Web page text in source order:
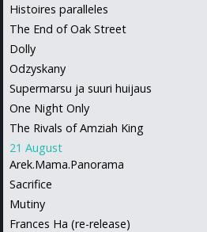
Histoires paralleles
The End of Oak Street
Dolly
Odzyskany
Supermarsu ja suuri huijaus
One Night Only
The Rivals of Amziah King
21 August
Arek.Mama.Panorama
Sacrifice
Mutiny
Frances Ha (re-release)